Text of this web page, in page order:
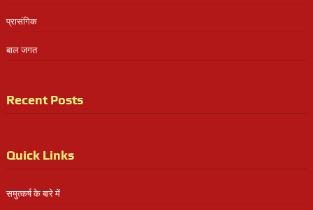
प्रासंगिक
बाल जगत
Recent Posts
Quick Links
समुत्कर्ष के बारे में